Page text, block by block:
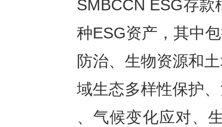
SMBCCN ESG存
种ESG资产，其中
防治、生物资源和
域生态多样性保护
、气候变化应对、